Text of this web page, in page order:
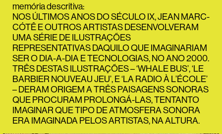
memória descritiva:
NOS ÚLTIMOS ANOS DO SÉCULO IX, JEAN MARC-
CÓTÊ E OUTROS ARTISTAS DESENVOLVERAM
UMA SÉRIE DE ILUSTRAÇÕES
REPRESENTATIVAS DAQUILO QUE IMAGINARIAM
SER O DIA-A-DIA E TECNOLOGIAS, NO ANO 2000.
TRÊS DESTAS ILUSTRAÇÕES – ‘WHALE BUS’, ‘LE
BARBIER NOUVEAU JEU’, E ‘LA RADIO À L’ÉCOLE’
– DERAM ORIGEM A TRÊS PAISAGENS SONORAS
QUE PROCURAM PROLONGÁ-LAS, TENTANTO
IMAGINAR QUE TIPO DE ATMOSFERA SONORA
ERA IMAGINADA PELOS ARTISTAS, NA ALTURA.